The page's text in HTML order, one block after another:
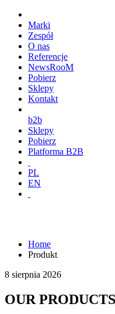
Marki
Zespół
O nas
Referencje
NewsRooM
Pobierz
Sklepy
Kontakt
b2b
Sklepy
Pobierz
Platforma B2B
PL
EN
Home
Produkt
8 sierpnia 2026
OUR PRODUCTS